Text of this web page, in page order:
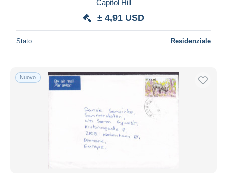
Capitol Hill
± 4,91 USD
Stato Residenziale
Nuovo